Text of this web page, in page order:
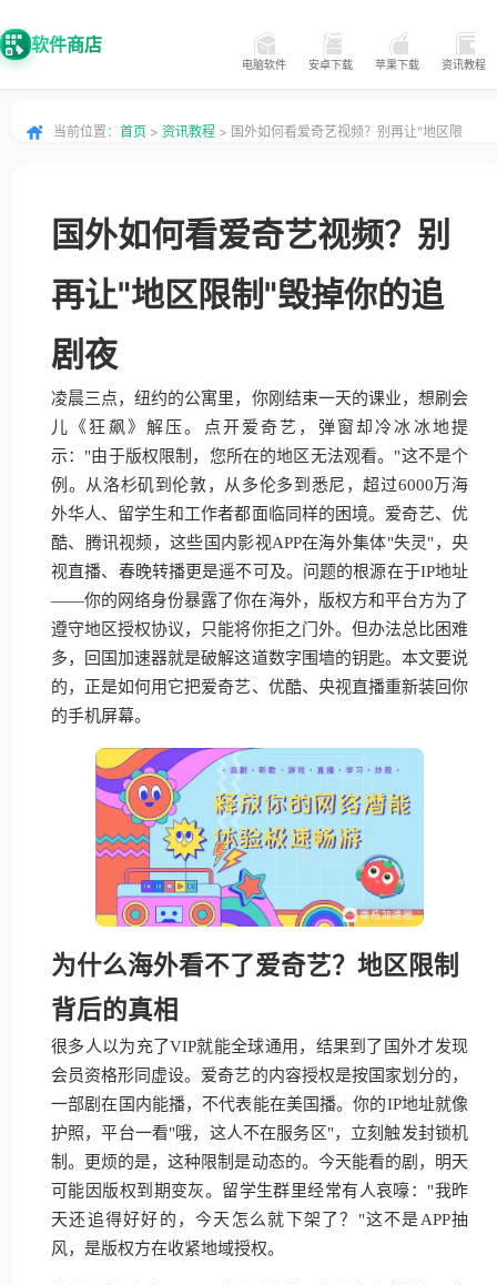
软件商店
电脑软件 安卓下载 苹果下载 资讯教程
当前位置： 首页 > 资讯教程 > 国外如何看爱奇艺视频？别再让"地区限
国外如何看爱奇艺视频？别
再让"地区限制"毁掉你的追
剧夜
凌晨三点，纽约的公寓里，你刚结束一天的课业，想刷会
儿《狂飙》解压。点开爱奇艺，弹窗却冷冰冰地提
示："由于版权限制，您所在的地区无法观看。"这不是个
例。从洛杉矶到伦敦，从多伦多到悉尼，超过6000万海
外华人、留学生和工作者都面临同样的困境。爱奇艺、优
酷、腾讯视频，这些国内影视APP在海外集体"失灵"，央
视直播、春晚转播更是遥不可及。问题的根源在于IP地址
——你的网络身份暴露了你在海外，版权方和平台方为了
遵守地区授权协议，只能将你拒之门外。但办法总比困难
多，回国加速器就是破解这道数字围墙的钥匙。本文要说
的，正是如何用它把爱奇艺、优酷、央视直播重新装回你
的手机屏幕。
为什么海外看不了爱奇艺？地区限制
背后的真相
很多人以为充了VIP就能全球通用，结果到了国外才发现
会员资格形同虚设。爱奇艺的内容授权是按国家划分的，
一部剧在国内能播，不代表能在美国播。你的IP地址就像
护照，平台一看"哦，这人不在服务区"，立刻触发封锁机
制。更烦的是，这种限制是动态的。今天能看的剧，明天
可能因版权到期变灰。留学生群里经常有人哀嚎："我昨
天还追得好好的，今天怎么就下架了？"这不是APP抽
风，是版权方在收紧地域授权。